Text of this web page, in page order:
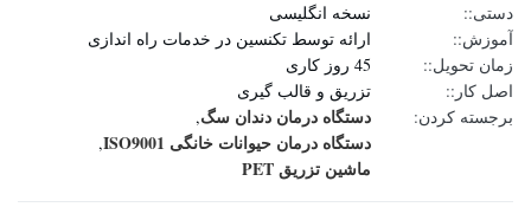
دستی::
نسخه انگلیسی
آموزش::
ارائه توسط تکنسین در خدمات راه اندازی
زمان تحویل::
45 روز کاری
اصل کار::
تزریق و قالب گیری
برجسته کردن:
دستگاه درمان دندان سگ,
دستگاه درمان حیوانات خانگی ISO9001 ,
ماشین تزریق PET